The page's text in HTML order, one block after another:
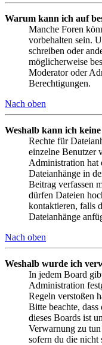
Warum kann ich auf
Manche Foren
vorbehalten sein.
schreiben oder
möglicherweise
Moderator oder
Berechtigungen.
Nach oben
Weshalb kann ich
Rechte für
einzelne Benutzer
Administration hat
Dateianhänge in
Beitrag verfassen
dürfen Dateien
kontaktieren, falls
Dateianhänge
Nach oben
Weshalb wurde ich
In jedem Board
Administration
Regeln verstoßen
Bitte beachte,
dieses Boards ist
Verwarnung zu
sofern du die nicht